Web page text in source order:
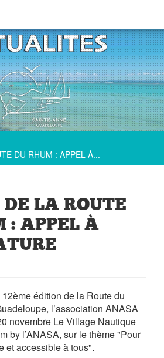
DU RHUM : APPEL À...
LA ROUTE
: APPEL À
édition de la Route du
l’association ANASA
novembre Le Village Nautique
by l’ANASA, sur le thème "Pour
et accessible à tous".